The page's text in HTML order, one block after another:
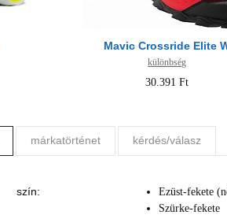
Mavic Crossride Elite
különbség
30.391 Ft
márkatörténet kérdés/válasz
szín:
Ezüst-fekete
Szürke-fekete